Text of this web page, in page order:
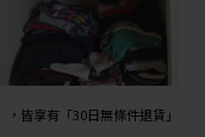
皆享有「30日無條件退貨」